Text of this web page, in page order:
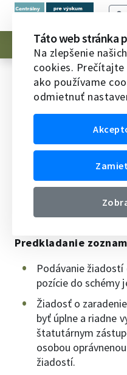
Metodika vypĺňania
Metodika
kritériá
Podporná
vypĺňania žiadostí a
Pri vypĺňaní žiadosti o
do schémy a
odbor vedy a
ktorú vydalo
Predkladanie
Podávanie žiadostí
pozície do schémy
Žiadosť o
byť úplne a riadne
štatutárnym
osobou
žiadostí.
Táto web stránka
Na zlepšenie
cookies.
ako používame
odmietnuť